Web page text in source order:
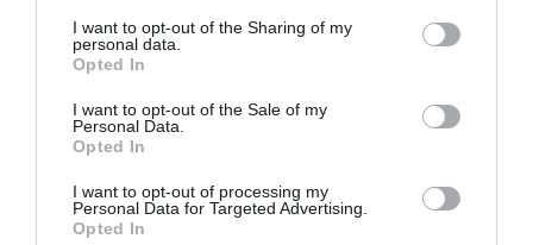
not limited to your visit or usage behaviour. You may click to
grant or deny consent to Google and its third-party tags to
use your data for below specified purposes in below Google
consent section.
I want to opt-out of the Sharing of my
personal data.
Opted In
I want to opt-out of the Sale of my
Personal Data.
Opted In
I want to opt-out of processing my
Personal Data for Targeted Advertising.
Opted In